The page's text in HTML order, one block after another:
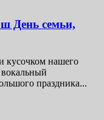
День семьи,
кусочком нашего
праздника...